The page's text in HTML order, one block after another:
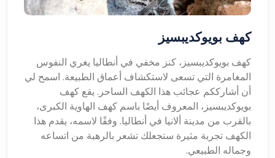
كهف بويوكديبسيز
كهف بويوكديبسيز، كنز مخفي في أنطاليا يغري النفوس
المغامرة التي تسعى لاستكشاف أعماق الطبيعة. اسمح لي
أن أشارككم عجائب هذا الكهف الساحر. يقع كهف
بويوكديبسيز، المعروف أيضًا باسم كهف الهاوية الكبرى،
بالقرب من مدينة ألانيا في أنطاليا. وفقًا لاسمه، يقدم هذا
الكهف تجربة مثيرة ستجعلك تشعر بالرهبة من اتساعه
وجماله الطبيعي.